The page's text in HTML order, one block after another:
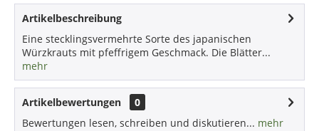
Artikelbeschreibung
Eine stecklingsvermehrte Sorte des japanischen
Würzkrauts mit pfeffrigem Geschmack. Die Blätter...
mehr
Artikelbewertungen
0
Bewertungen lesen, schreiben und diskutieren... mehr